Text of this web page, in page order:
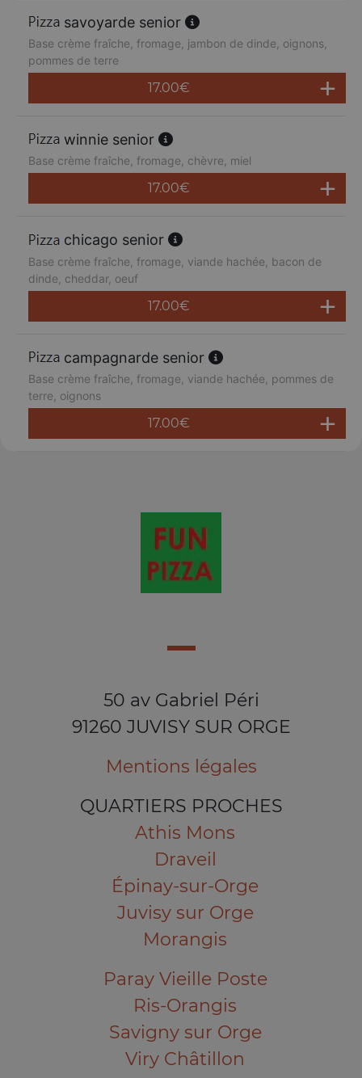
savoyarde senior
Base crème fraîche, fromage, jambon de dinde, oignons,
pommes de terre
17.00€
winnie senior
Base crème fraîche, fromage, chèvre, miel
17.00€
chicago senior
Base crème fraîche, fromage, viande hachée, bacon de
dinde, cheddar, oeuf
17.00€
campagnarde senior
Base crème fraîche, fromage, viande hachée, pommes de
terre, oignons
17.00€
50 av Gabriel Péri
91260 JUVISY SUR ORGE
Mentions légales
QUARTIERS PROCHES
Athis Mons
Draveil
Épinay-sur-Orge
Juvisy sur Orge
Morangis
Paray Vieille Poste
Ris-Orangis
Savigny sur Orge
Viry Châtillon